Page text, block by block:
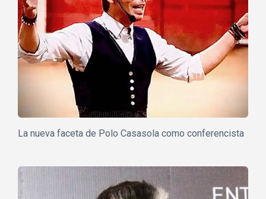
La nueva faceta de Polo Casasola como conferencista